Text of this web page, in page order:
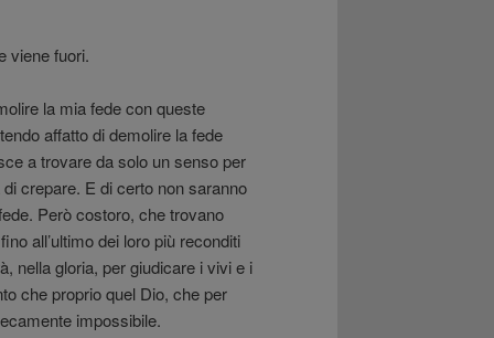
viene fuori.
la mia fede con queste
affatto di demolire la fede
a trovare da solo un senso per
di crepare. E di certo non saranno
Però costoro, che trovano
all’ultimo dei loro più reconditi
nella gloria, per giudicare i vivi e i
che proprio quel Dio, che per
impossibile.